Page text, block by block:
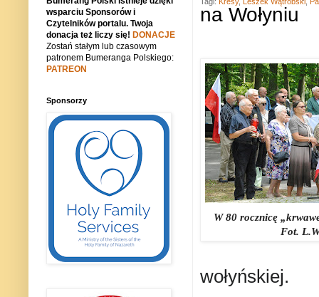
na Wołyniu
W 80 rocznicę
Fot.
wołyńskiej.
wsparciu Sponsorów i
Czytelników portalu. Twoja
donacja też liczy się! DONACJE
Zostań stałym lub czasowym
patronem Bumeranga Polskiego:
PATREON
Sponsorzy